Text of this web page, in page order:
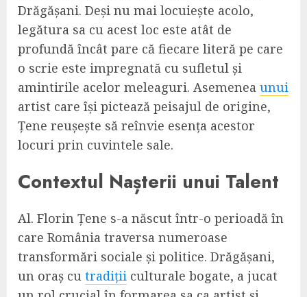
Drăgășani. Deși nu mai locuiește acolo,
legătura sa cu acest loc este atât de
profundă încât pare că fiecare literă pe care
o scrie este impregnată cu sufletul și
amintirile acelor meleaguri. Asemenea unui
artist care își pictează peisajul de origine,
Țene reușește să reînvie esența acestor
locuri prin cuvintele sale.
Contextul Nașterii unui Talent
Al. Florin Țene s-a născut într-o perioadă în
care România traversa numeroase
transformări sociale și politice. Drăgășani,
un oraș cu tradiții culturale bogate, a jucat